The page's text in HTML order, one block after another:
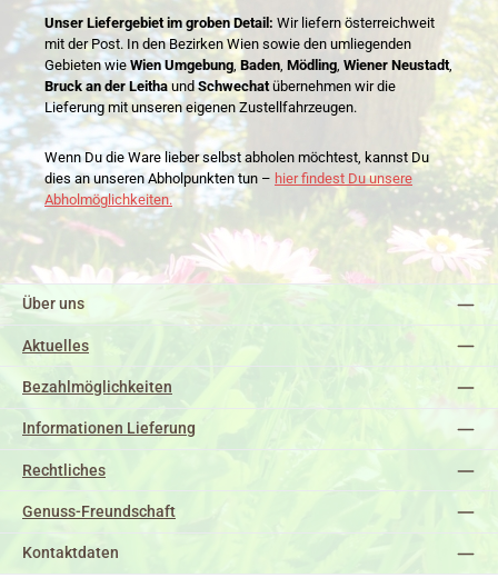
Unser Liefergebiet im groben Detail: Wir liefern österreichweit
mit der Post. In den Bezirken Wien sowie den umliegenden
Gebieten wie Wien Umgebung, Baden, Mödling, Wiener Neustadt,
Bruck an der Leitha undSchwechatübernehmen wir die
Lieferung mit unseren eigenen Zustellfahrzeugen.
Wenn Du die Ware lieber selbst abholen möchtest, kannst Du
dies an unseren Abholpunkten tun – hier findest Du unsere
Abholmöglichkeiten.
Über uns
Aktuelles
Bezahlmöglichkeiten
Informationen Lieferung
Rechtliches
Genuss-Freundschaft
Kontaktdaten